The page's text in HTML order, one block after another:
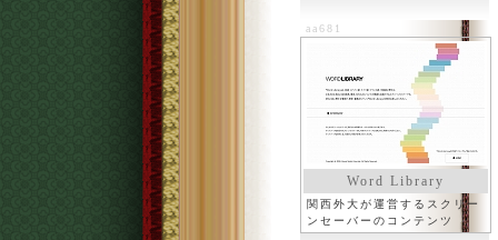
aa681
Word Library
関西外大が運営するスクリー
ンセーバーのコンテンツ